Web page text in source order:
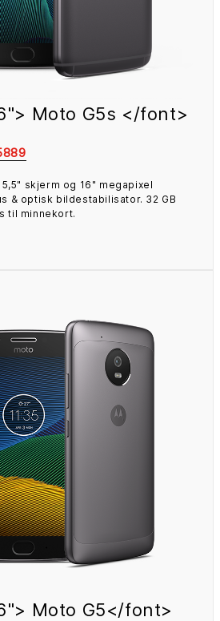
Moto G5s </font>
skjerm og 16" megapixel
& optisk bildestabilisator. 32 GB
til minnekort.
Moto G5</font>